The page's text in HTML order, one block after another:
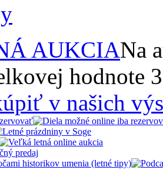
AUKCIANa
hodnote
v našich
historikov umenia (letné tipy)